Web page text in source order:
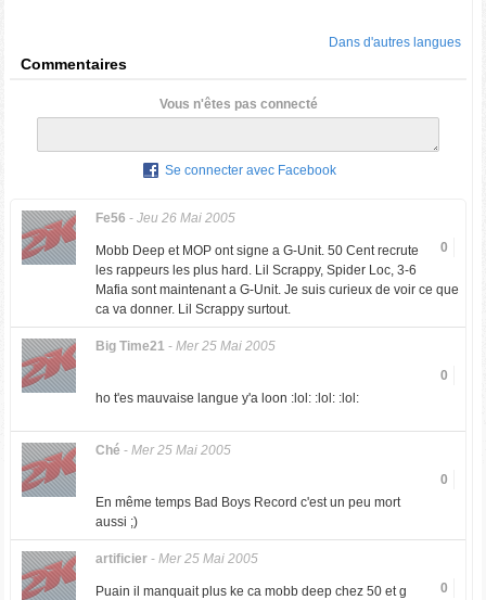
Dans d'autres langues
Commentaires
Vous n'êtes pas connecté
Se connecter avec Facebook
Fe56 - Jeu 26 Mai 2005
0
Mobb Deep et MOP ont signe a G-Unit. 50 Cent recrute
les rappeurs les plus hard. Lil Scrappy, Spider Loc, 3-6
Mafia sont maintenant a G-Unit. Je suis curieux de voir ce que
ca va donner. Lil Scrappy surtout.
Big Time21- Mer 25 Mai 2005
0
ho t'es mauvaise langue y'a loon :lol: :lol: :lol:
Ché - Mer 25 Mai 2005
0
En même temps Bad Boys Record c'est un peu mort
aussi ;)
artificier- Mer 25 Mai 2005
0
Puain il manquait plus ke ca mobb deep chez 50 et g